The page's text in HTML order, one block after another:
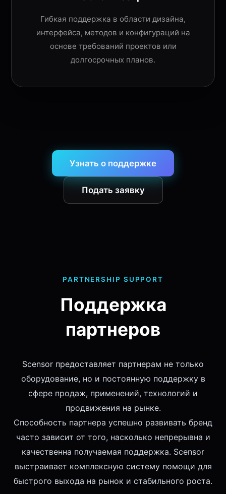
Гибкая поддержка в области дизайна,
интерфейса, методов и конфигураций на
основе требований проектов или
долгосрочных планов.
Узнать о поддержке
Подать заявку
PARTNERSHIP SUPPORT
Поддержка
партнеров
Scensor предоставляет партнерам не только
оборудование, но и постоянную поддержку в
сфере продаж, применений, технологий и
продвижения на рынке.
Способность партнера успешно развивать бренд
часто зависит от того, насколько непрерывна и
качественна получаемая поддержка. Scensor
выстраивает комплексную систему помощи для
быстрого выхода на рынок и стабильного роста.